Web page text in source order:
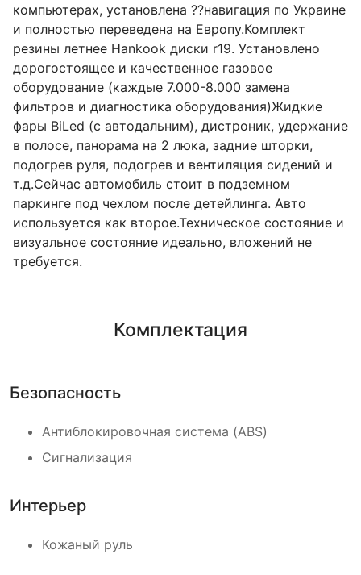
компьютерах, установлена ??навигация по Украине
и полностью переведена на Европу.Комплект
резины летнее Hankook диски r19. Установлено
дорогостоящее и качественное газовое
оборудование (каждые 7.000-8.000 замена
фильтров и диагностика оборудования)Жидкие
фары BiLed (с автодальним), дистроник, удержание
в полосе, панорама на 2 люка, задние шторки,
подогрев руля, подогрев и вентиляция сидений и
т.д.Сейчас автомобиль стоит в подземном
паркинге под чехлом после детейлинга. Авто
используется как второе.Техническое состояние и
визуальное состояние идеально, вложений не
требуется.
Комплектация
Безопасность
Антиблокировочная система (ABS)
Сигнализация
Интерьер
Кожаный руль